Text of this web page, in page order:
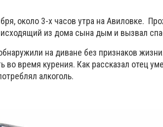
около 3-х часов утра на Авиловке.
из дома сына дым и вызвал
на диване без признаков
во время курения. Как рассказал отец
алкоголь.